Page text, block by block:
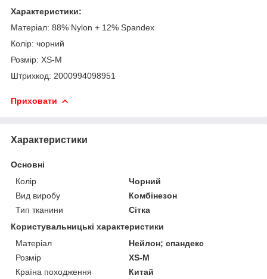
Характеристики:
Матеріал: 88% Nylon + 12% Spandex
Колір: чорний
Розмір: XS-M
Штрихкод: 2000994098951
Приховати
Характеристики
Основні
Колір
Чорний
Вид виробу
Комбінезон
Тип тканини
Сітка
Користувальницькі характеристики
Матеріал
Нейлон; спандекс
Розмір
XS-M
Країна походження
Китай